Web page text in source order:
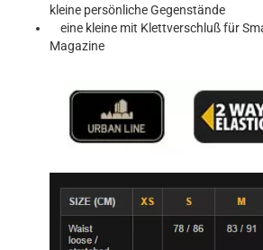
kleine persönliche Gegenstände
eine kleine mit Klettverschluß für
Magazine